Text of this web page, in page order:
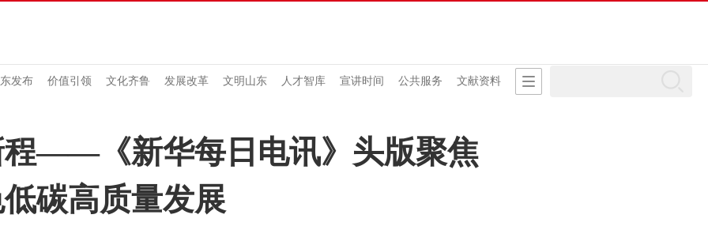
发布 价值引领 文化齐鲁 发展改革 文明山东 人才智库 宣讲时间 公共服务 文献资料
程——《新华每日电讯》头版聚焦
碳高质量发展